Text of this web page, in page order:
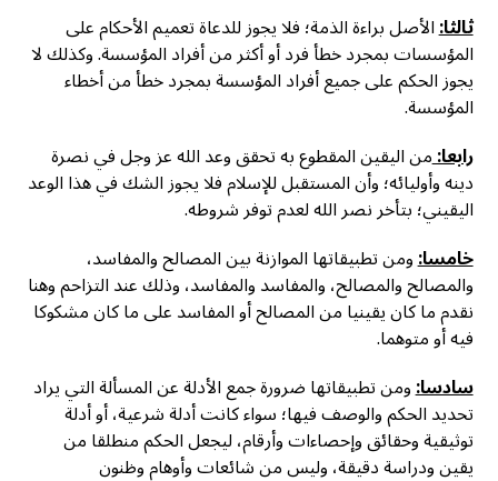
ثالثا:الأصل براءة الذمة؛ فلا يجوز للدعاة تعميم الأحكام على
المؤسسات بمجرد خطأ فرد أو أكثر من أفراد المؤسسة. وكذلك لا
يجوز الحكم على جميع أفراد المؤسسة بمجرد خطأ من أخطاء
المؤسسة.
رابعا:من اليقين المقطوع به تحقق وعد الله عز وجل في نصرة
دينه وأوليائه؛ وأن المستقبل للإسلام فلا يجوز الشك في هذا الوعد
اليقيني؛ بتأخر نصر الله لعدم توفر شروطه.
خامسا:ومن تطبيقاتها الموازنة بين المصالح والمفاسد،
والمصالح والمصالح، والمفاسد والمفاسد، وذلك عند التزاحم وهنا
نقدم ما كان يقينيا من المصالح أو المفاسد على ما كان مشكوكا
فيه أو متوهما.
سادسا:ومن تطبيقاتها ضرورة جمع الأدلة عن المسألة التي يراد
تحديد الحكم والوصف فيها؛ سواء كانت أدلة شرعية، أو أدلة
توثيقية وحقائق وإحصاءات وأرقام، ليجعل الحكم منطلقا من
يقين ودراسة دقيقة، وليس من شائعات وأوهام وظنون